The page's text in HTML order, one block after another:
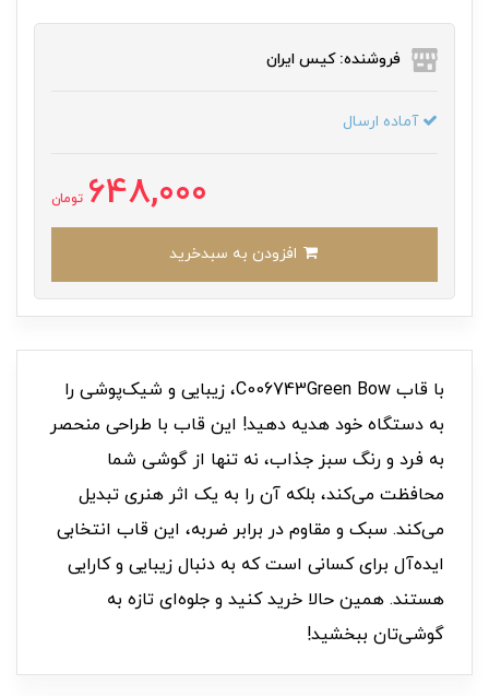
فروشنده: کیس ایران
آماده ارسال
648,000 تومان
با قاب C006743Green Bow، زیبایی و شیک‌پوشی را
به دستگاه خود هدیه دهید! این قاب با طراحی منحصر
به فرد و رنگ سبز جذاب، نه تنها از گوشی شما
محافظت می‌کند، بلکه آن را به یک اثر هنری تبدیل
می‌کند. سبک و مقاوم در برابر ضربه، این قاب انتخابی
ایده‌آل برای کسانی است که به دنبال زیبایی و کارایی
هستند. همین حالا خرید کنید و جلوه‌ای تازه به
گوشی‌تان ببخشید!